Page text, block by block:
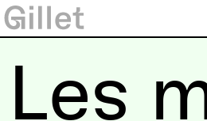
Les